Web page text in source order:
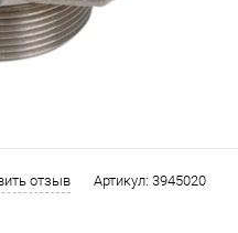
отзыв Артикул: 3945020